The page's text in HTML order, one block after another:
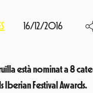
16/12/2016
està nominat a 8
Iberian Festival Awards.